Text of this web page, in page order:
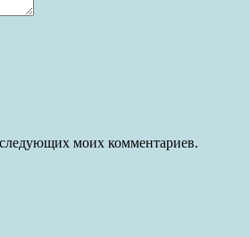
моих комментариев.